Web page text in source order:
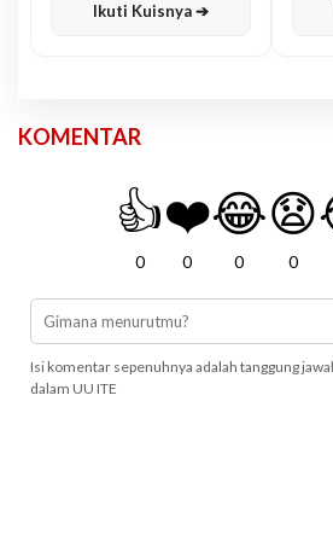
Ikuti Kuisnya ➔
KOMENTAR
👍
0
❤️
0
😂
0
😧
0
Isi komentar sepenuhnya adalah tanggung
dalam UU ITE